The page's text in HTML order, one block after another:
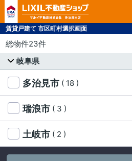
賃貸戸建て 市区町村選択画面
総物件23件
岐阜県
多治見市 ( 18 )
瑞浪市 ( 3 )
土岐市 ( 2 )